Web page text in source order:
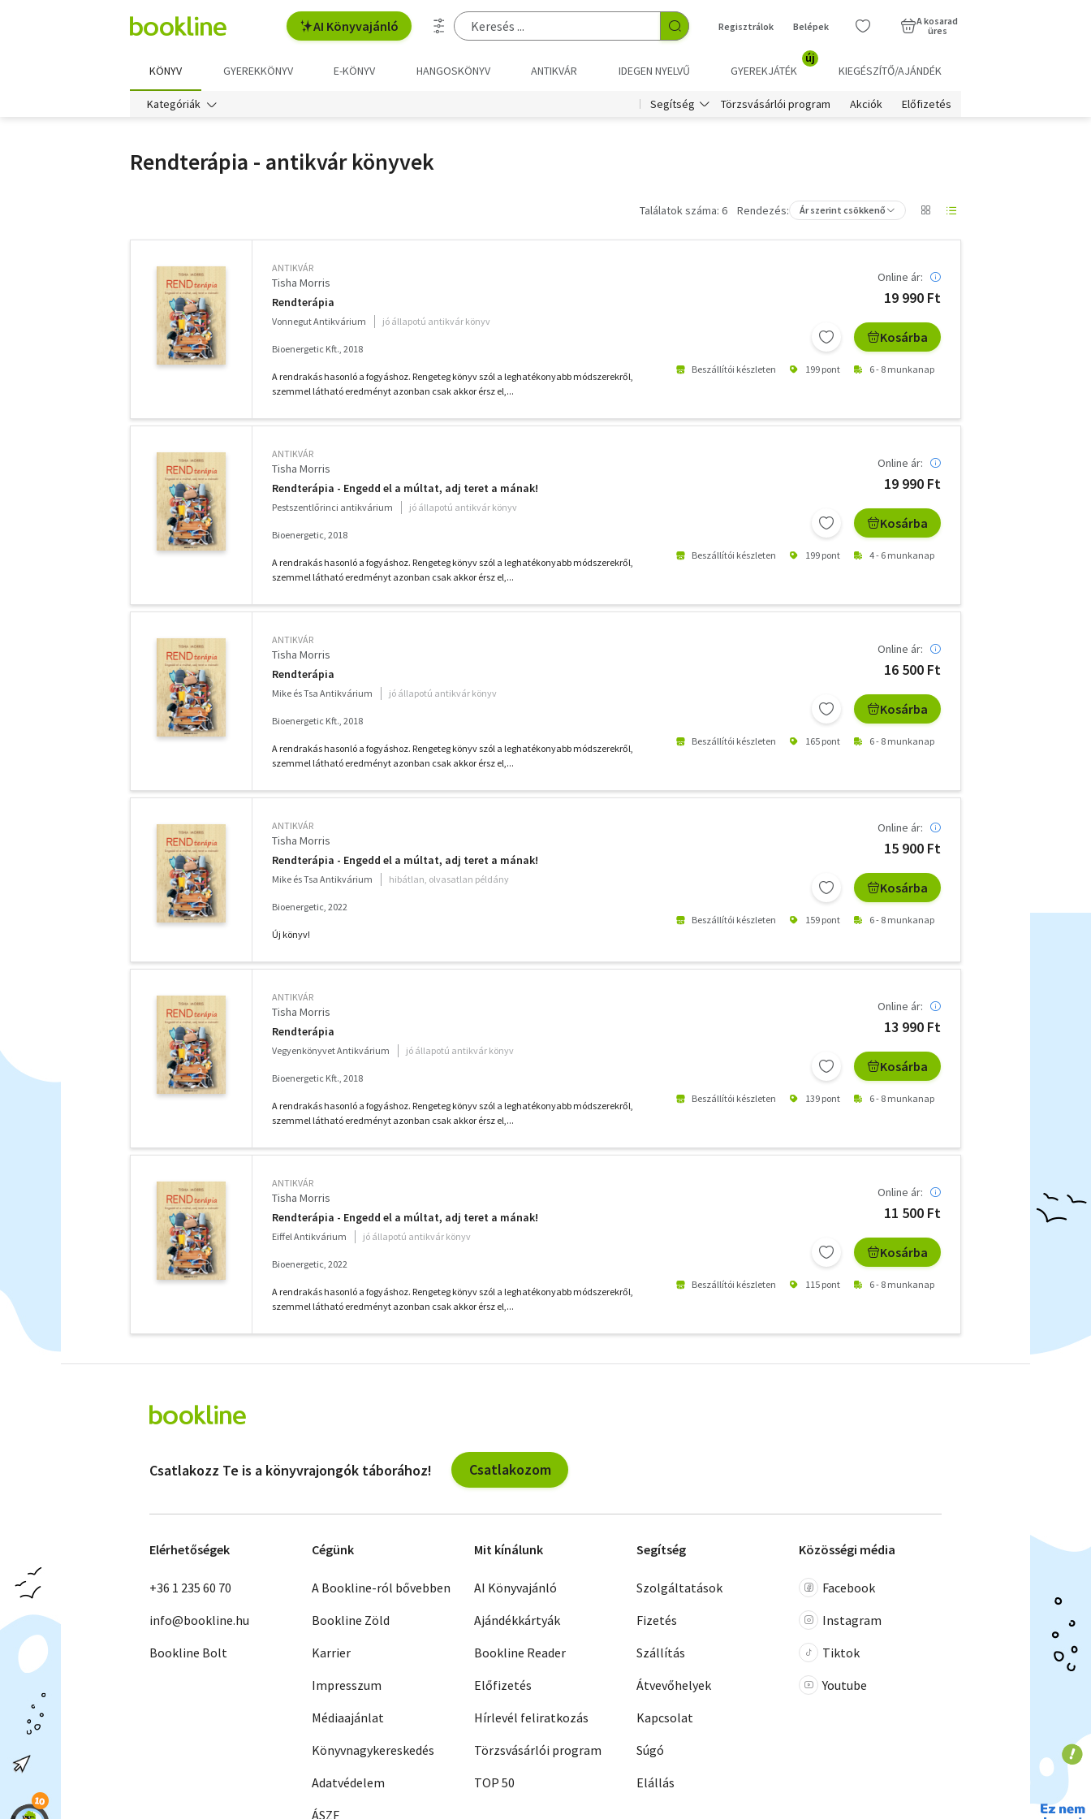
AI Könyvajánló Regisztrálok Belépek
A kosarad
üres
KÖNYV GYEREKKÖNYV E-KÖNYV HANGOSKÖNYV ANTIKVÁR IDEGEN NYELVŰ GYEREKJÁTÉK
új
KIEGÉSZÍTŐ/AJÁNDÉK
Kategóriák Segítség Törzsvásárlói program Akciók Előfizetés
Rendterápia - antikvár könyvek
Találatok száma: 6 Rendezés: Ár szerint csökkenő
ANTIKVÁR
Tisha Morris
Rendterápia
Vonnegut Antikvárium jó állapotú antikvár könyv
Bioenergetic Kft., 2018
A rendrakás hasonló a fogyáshoz. Rengeteg könyv szól a leghatékonyabb módszerekről,
szemmel látható eredményt azonban csak akkor érsz el,...
Online ár:
19 990 Ft
Kosárba
Beszállítói készleten 199 pont 6 - 8 munkanap
ANTIKVÁR
Tisha Morris
Rendterápia - Engedd el a múltat, adj teret a mának!
Pestszentlőrinci antikvárium jó állapotú antikvár könyv
Bioenergetic, 2018
A rendrakás hasonló a fogyáshoz. Rengeteg könyv szól a leghatékonyabb módszerekről,
szemmel látható eredményt azonban csak akkor érsz el,...
Online ár:
19 990 Ft
Kosárba
Beszállítói készleten 199 pont 4 - 6 munkanap
ANTIKVÁR
Tisha Morris
Rendterápia
Mike és Tsa Antikvárium jó állapotú antikvár könyv
Bioenergetic Kft., 2018
A rendrakás hasonló a fogyáshoz. Rengeteg könyv szól a leghatékonyabb módszerekről,
szemmel látható eredményt azonban csak akkor érsz el,...
Online ár:
16 500 Ft
Kosárba
Beszállítói készleten 165 pont 6 - 8 munkanap
ANTIKVÁR
Tisha Morris
Rendterápia - Engedd el a múltat, adj teret a mának!
Mike és Tsa Antikvárium hibátlan, olvasatlan példány
Bioenergetic, 2022
Új könyv!
Online ár:
15 900 Ft
Kosárba
Beszállítói készleten 159 pont 6 - 8 munkanap
ANTIKVÁR
Tisha Morris
Rendterápia
Vegyenkönyvet Antikvárium jó állapotú antikvár könyv
Bioenergetic Kft., 2018
A rendrakás hasonló a fogyáshoz. Rengeteg könyv szól a leghatékonyabb módszerekről,
szemmel látható eredményt azonban csak akkor érsz el,...
Online ár:
13 990 Ft
Kosárba
Beszállítói készleten 139 pont 6 - 8 munkanap
ANTIKVÁR
Tisha Morris
Rendterápia - Engedd el a múltat, adj teret a mának!
Eiffel Antikvárium jó állapotú antikvár könyv
Bioenergetic, 2022
A rendrakás hasonló a fogyáshoz. Rengeteg könyv szól a leghatékonyabb módszerekről,
szemmel látható eredményt azonban csak akkor érsz el,...
Online ár:
11 500 Ft
Kosárba
Beszállítói készleten 115 pont 6 - 8 munkanap
szűrők
Csatlakozz Te is a könyvrajongók táborához! Csatlakozom
Elérhetőségek
+36 1 235 60 70
info@bookline.hu
Bookline Bolt
Cégünk
A Bookline-ról bővebben
Bookline Zöld
Karrier
Impresszum
Médiaajánlat
Könyvnagykereskedés
Adatvédelem
ÁSZF
Mit kínálunk
AI Könyvajánló
Ajándékkártyák
Bookline Reader
Előfizetés
Hírlevél feliratkozás
Törzsvásárlói program
TOP 50
Segítség
Szolgáltatások
Fizetés
Szállítás
Átvevőhelyek
Kapcsolat
Súgó
Elállás
Közösségi média
Facebook
Instagram
Tiktok
Youtube